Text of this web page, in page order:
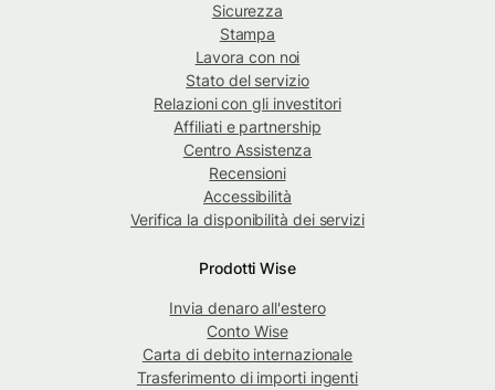
Sicurezza
Stampa
Lavora con noi
Stato del servizio
Relazioni con gli investitori
Affiliati e partnership
Centro Assistenza
Recensioni
Accessibilità
Verifica la disponibilità dei servizi
Prodotti Wise
Invia denaro all'estero
Conto Wise
Carta di debito internazionale
Trasferimento di importi ingenti